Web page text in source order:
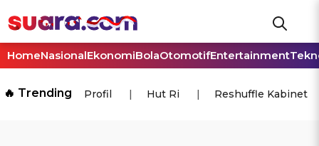
HomeNasionalEkonomiBolaOtomotifEntertainment
🔥 Trending Profil Hut Ri Reshuffle Kabinet